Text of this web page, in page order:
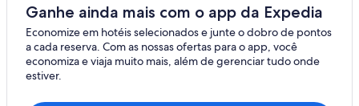
Marina Romea
Lido di Savio
Ganhe ainda mais com o app da Expedia
Economize em hotéis selecionados e junte o dobro de pontos
a cada reserva. Com as nossas ofertas para o app, você
economiza e viaja muito mais, além de gerenciar tudo onde
estiver.